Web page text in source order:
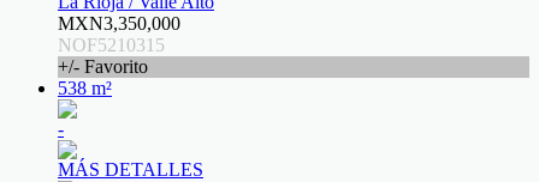
MXN3,350,000
NOF5210315
+/- Favorito
538 m²
-
MÁS DETALLES